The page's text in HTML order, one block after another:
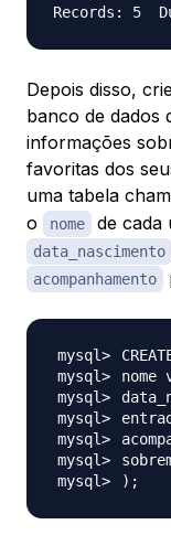
Depois disso,
banco de dados
informações
favoritas dos
uma tabela
o
nome de cada
data_nascimento
acompanhamento
nome
) ;